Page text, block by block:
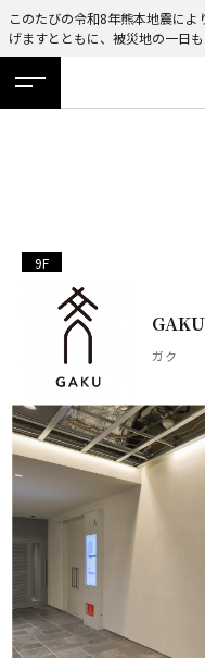
このたびの令和8年熊本地震に
げますとともに、被災地の一日
ホーム 特集
イベント・ポップアッ
ニュース
TAX FREE
DELIVERY
PARCOメンバーズ
オンラインストア
リクルート
ENGLISH
繁体字
日本語
9F
GAKU
ガク